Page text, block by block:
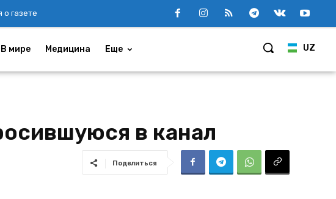
газете
UZ
В мире Медицина Еще
в канал
Поделиться